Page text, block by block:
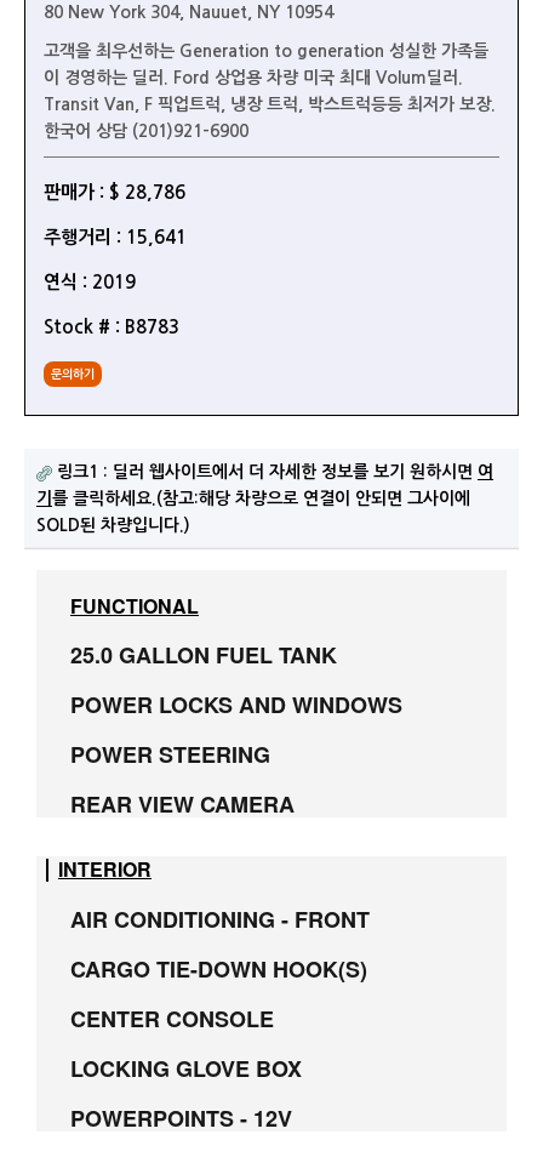
80 New York 304, Nauuet, NY 10954
고객을 최우선하는 Generation to generation 성실한 가족들
이 경영하는 딜러. Ford 상업용 차량 미국 최대 Volum딜러.
Transit Van, F 픽업트럭, 냉장 트럭, 박스트럭등등 최저가 보장.
한국어 상담 (201)921-6900
판매가 : $ 28,786
주행거리 : 15,641
연식 : 2019
Stock # : B8783
문의하기
링크1 : 딜러 웹사이트에서 더 자세한 정보를 보기 원하시면 여
기 를 클릭하세요.(참고:해당 차량으로 연결이 안되면 그사이에
SOLD된 차량입니다.)
FUNCTIONAL
25.0 GALLON FUEL TANK
POWER LOCKS AND WINDOWS
POWER STEERING
REAR VIEW CAMERA
INTERIOR
AIR CONDITIONING - FRONT
CARGO TIE-DOWN HOOK(S)
CENTER CONSOLE
LOCKING GLOVE BOX
POWERPOINTS - 12V